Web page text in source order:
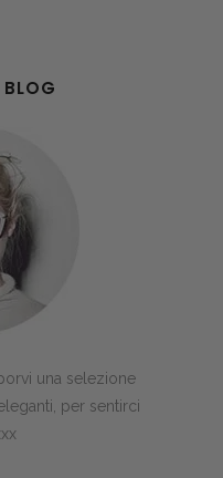
una selezione
per sentirci